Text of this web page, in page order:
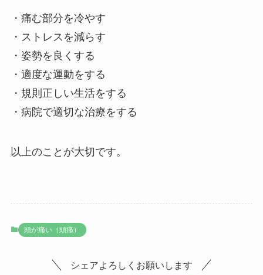
・痛む部分を冷やす
・ストレスを減らす
・姿勢を良くする
・適度な運動をする
・規則正しい生活をする
・病院で適切な治療をする
以上のことが大切です。
頭が痛い（頭痛）
シェアよろしくお願いします